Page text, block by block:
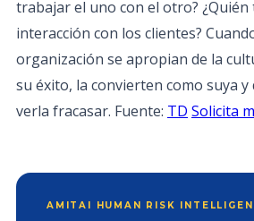
trabajar el uno con el otro?
interacción con los clientes?
organización se apropian de la
su éxito, la convierten como suya
verla fracasar. Fuente: TD Solicita
AMITAI HUMAN RISK